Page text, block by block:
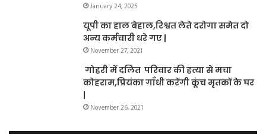
January 24, 2025
यूपी का हाल बेहाल,रिश्वत लेते दरोगा समेत दो
अन्य कर्मचारी धरे गए |
November 27, 2021
गोहरी में दलित परिवार की हत्या से मचा
कोहराम,प्रियंका गाँधी करेंगी कूंच मृतकों के घर
|
November 26, 2021